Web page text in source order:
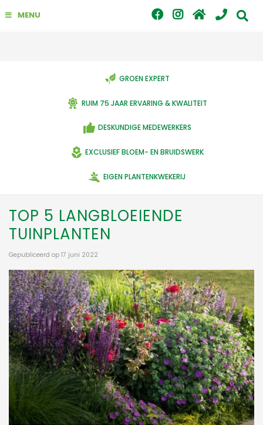
GROEN EXPERT
RUIM 75 JAAR ERVARING & KWALITEIT
DESKUNDIGE MEDEWERKERS
EXCLUSIEF BLOEM- EN BRUIDSWERK
EIGEN PLANTENKWEKERIJ
MENU
TOP 5 LANGBLOEIENDE
TUINPLANTEN
Gepubliceerd op 17 juni 2022